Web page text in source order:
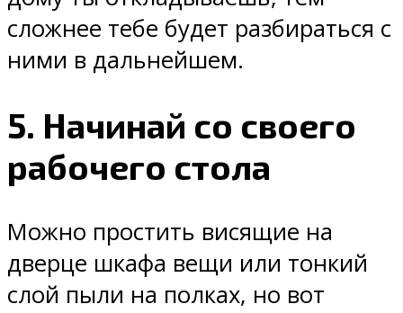
сложнее тебе будет разбираться с
ними в дальнейшем.
5. Начинай со своего
рабочего стола
Можно простить висящие на
дверце шкафа вещи или тонкий
слой пыли на полках, но вот